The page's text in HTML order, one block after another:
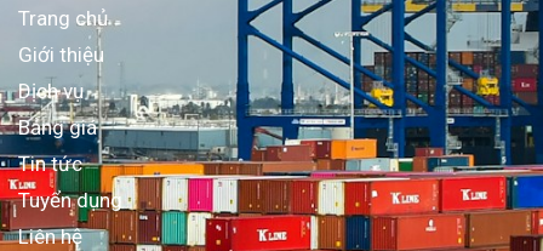
Trang chủ
Giới thiệu
Dịch vụ
Bảng giá
Tin tức
Tuyển dụng
Liên hệ